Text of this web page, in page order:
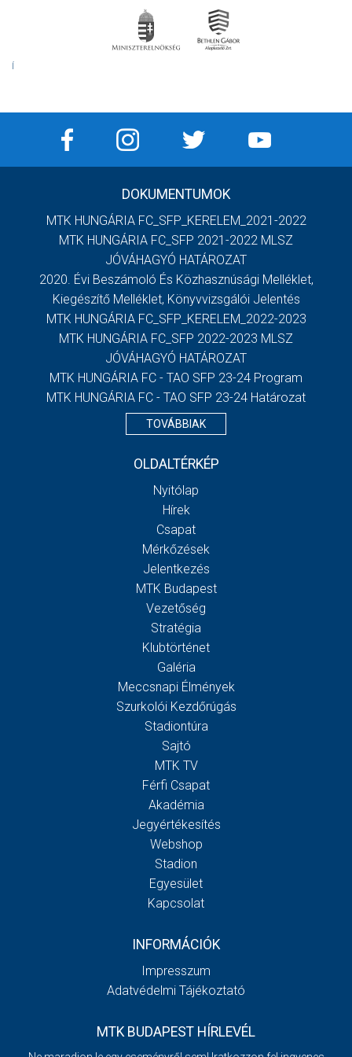
DOKUMENTUMOK
MTK HUNGÁRIA FC_SFP_KERELEM_2021-2022
MTK HUNGÁRIA FC_SFP 2021-2022 MLSZ
JÓVÁHAGYÓ HATÁROZAT
2020. Évi Beszámoló És Közhasznúsági Melléklet,
Kiegészítő Melléklet, Könyvvizsgálói Jelentés
MTK HUNGÁRIA FC_SFP_KERELEM_2022-2023
MTK HUNGÁRIA FC_SFP 2022-2023 MLSZ
JÓVÁHAGYÓ HATÁROZAT
MTK HUNGÁRIA FC - TAO SFP 23-24 Program
MTK HUNGÁRIA FC - TAO SFP 23-24 Határozat
TOVÁBBIAK
OLDALTÉRKÉP
Nyitólap
Hírek
Csapat
Mérkőzések
Jelentkezés
MTK Budapest
Vezetőség
Stratégia
Klubtörténet
Galéria
Meccsnapi Élmények
Szurkolói Kezdőrúgás
Stadiontúra
Sajtó
MTK TV
Férfi Csapat
Akadémia
Jegyértékesítés
Webshop
Stadion
Egyesület
Kapcsolat
INFORMÁCIÓK
Impresszum
Adatvédelmi Tájékoztató
MTK BUDAPEST HÍRLEVÉL